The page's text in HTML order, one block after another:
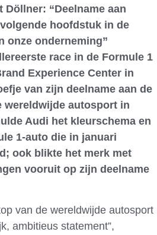
Döllner: “Deelname aan
hoofdstuk in de
onze onderneming”
race in de Formule 1
Experience Center in
van zijn deelname aan de
wereldwijde autosport in
Audi het kleurschema en
1-auto die in januari
ook blikte het merk met
vooruit op zijn deelname
van de wereldwijde autosport
ambitieus statement”,